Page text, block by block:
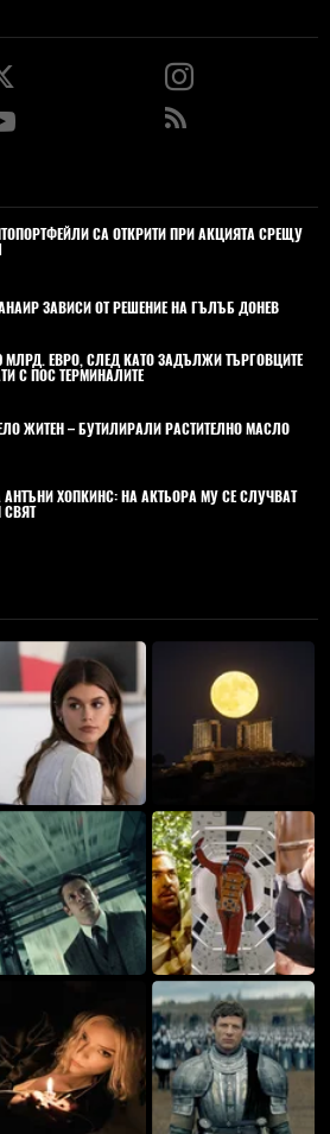
СА ОТКРИТИ ПРИ АКЦИЯТА СРЕЩУ
ЗАВИСИ ОТ РЕШЕНИЕ НА ГЪЛЪБ ДОНЕВ
МЛРД. ЕВРО, СЛЕД КАТО ЗАДЪЛЖИ ТЪРГОВЦИТЕ
С ПОС ТЕРМИНАЛИТЕ
ЖИТЕН – БУТИЛИРАЛИ РАСТИТЕЛНО МАСЛО
АНТЪНИ ХОПКИНС: НА АКТЬОРА МУ СЕ СЛУЧВАТ